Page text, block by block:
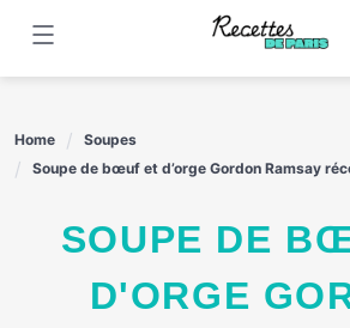
content
Home
Soupes
Soupe de bœuf et d’orge Gordon Ramsay
SOUPE DE BŒUF ET
D'ORGE